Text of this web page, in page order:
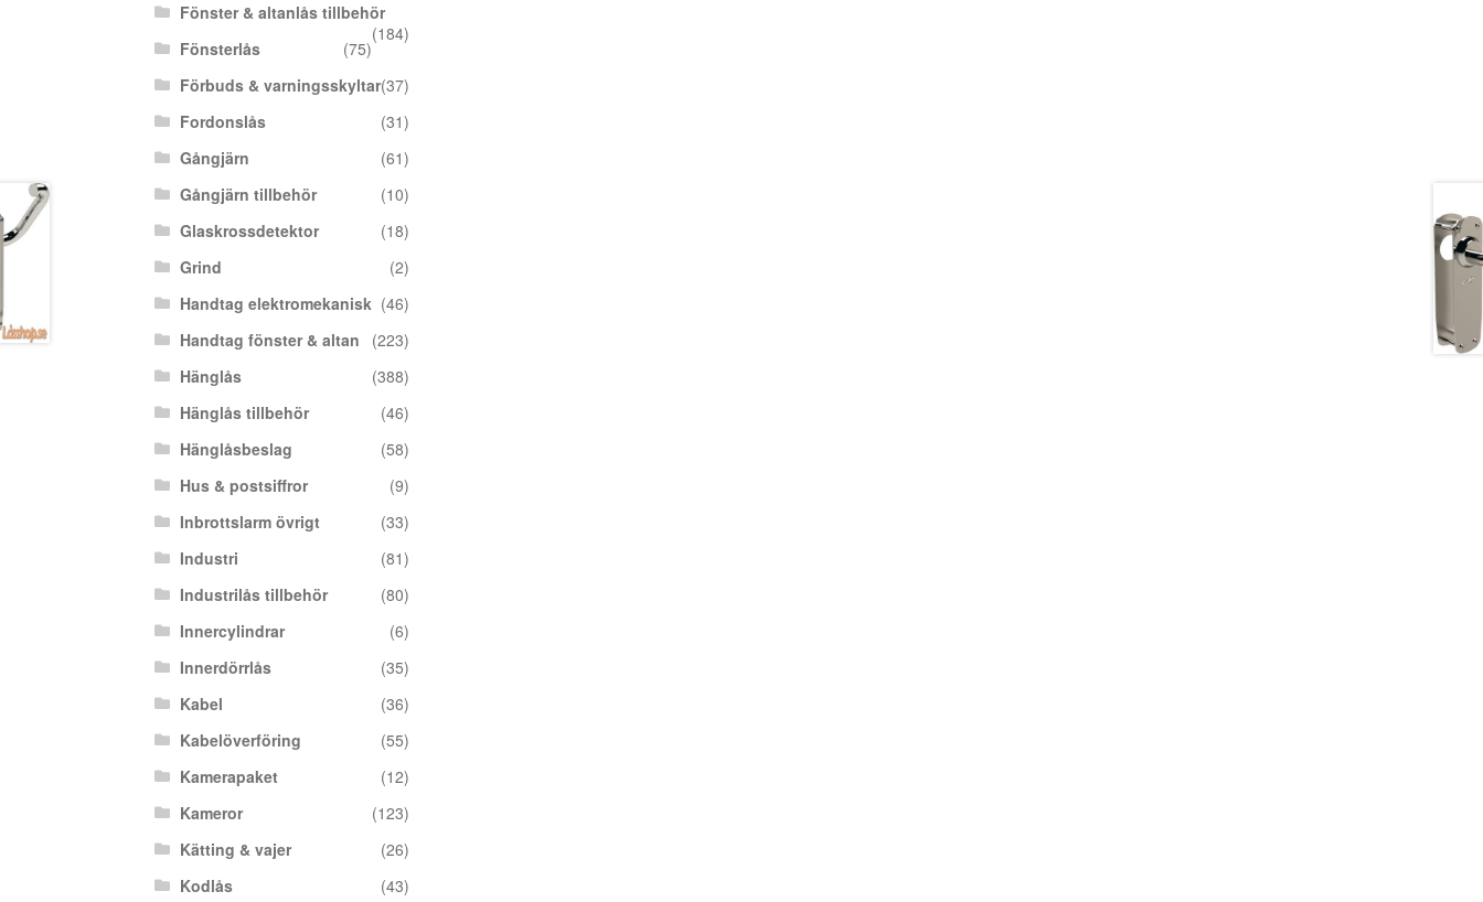
Fönster & altanlås tillbehör
(184)
Fönsterlås
(75)
Förbuds & varningsskyltar(37)
Fordonslås
(31)
Gångjärn
(61)
Gångjärn tillbehör
(10)
Glaskrossdetektor
(18)
Grind
(2)
Handtag elektromekanisk (46)
Handtag fönster & altan
(223)
Hänglås
(388)
Hänglås tillbehör
(46)
Hänglåsbeslag
(58)
Hus & postsiffror
(9)
Inbrottslarm övrigt
(33)
Industri
(81)
Industrilås tillbehör
(80)
Innercylindrar
(6)
Innerdörrlås
(35)
Kabel
(36)
Kabelöverföring
(55)
Kamerapaket
(12)
Kameror
(123)
Kätting & vajer
(26)
Kodlås
(43)